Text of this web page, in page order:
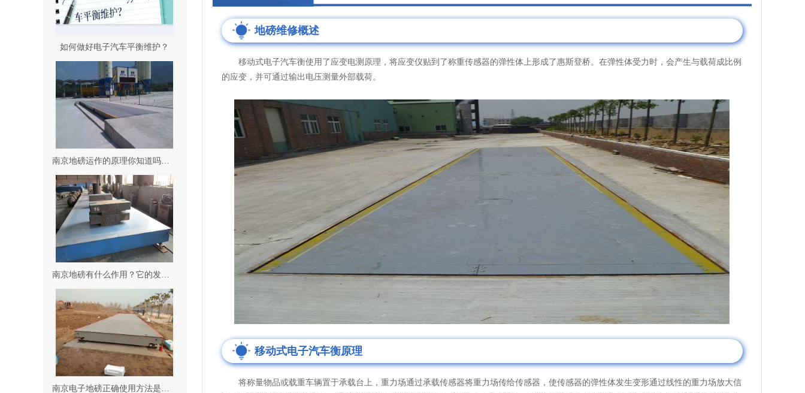
如何做好电子汽车平衡维护？
地磅维修概述
移动式电子汽车衡使用了应变电测原理，将应变仪贴到了称重传感器的弹性体上形成了惠斯登桥。在弹性体受力时，会产生与载荷成比例
的应变，并可通过输出电压测量外部载荷。
移动式电子汽车衡原理
将称量物品或载重车辆置于承载台上，重力场通过承载传感器将重力场传给传感器，使传感器的弹性体发生变形通过线性的重力场放大信